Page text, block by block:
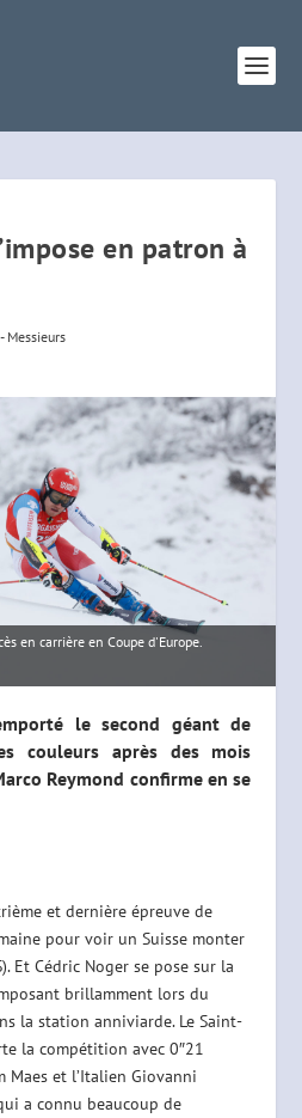
en patron à
Messieurs
en carrière en Coupe d'Europe.
le second géant de
couleurs après des mois
Reymond confirme en se
et dernière épreuve de
pour voir un Suisse monter
Et Cédric Noger se pose sur la
brillamment lors du
la station anniviarde. Le Saint-
la compétition avec 0″21
Maes et l’Italien Giovanni
a connu beaucoup de